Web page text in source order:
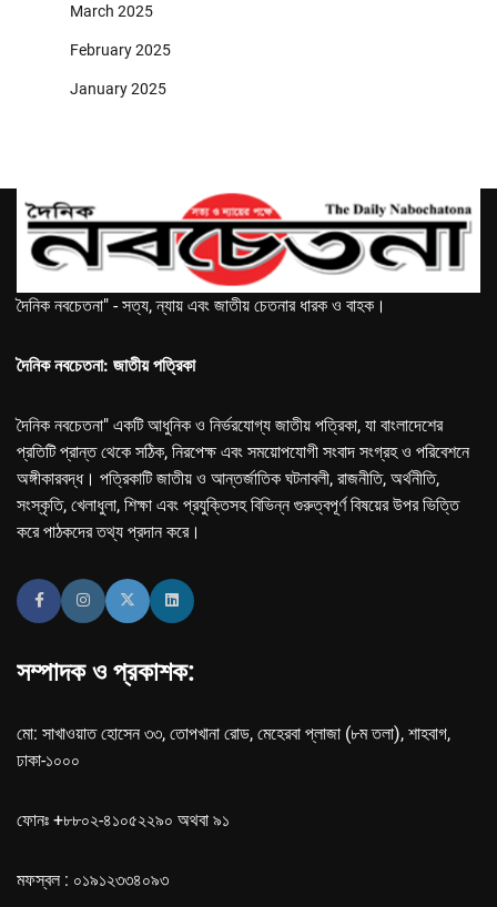
March 2025
February 2025
January 2025
দৈনিক নবচেতনা" - সত্য, ন্যায় এবং জাতীয় চেতনার ধারক ও বাহক।
দৈনিক নবচেতনা: জাতীয় পত্রিকা
দৈনিক নবচেতনা" একটি আধুনিক ও নির্ভরযোগ্য জাতীয় পত্রিকা, যা বাংলাদেশের
প্রতিটি প্রান্ত থেকে সঠিক, নিরপেক্ষ এবং সময়োপযোগী সংবাদ সংগ্রহ ও পরিবেশনে
অঙ্গীকারবদ্ধ। পত্রিকাটি জাতীয় ও আন্তর্জাতিক ঘটনাবলী, রাজনীতি, অর্থনীতি,
সংস্কৃতি, খেলাধুলা, শিক্ষা এবং প্রযুক্তিসহ বিভিন্ন গুরুত্বপূর্ণ বিষয়ের উপর ভিত্তি
করে পাঠকদের তথ্য প্রদান করে।
সম্পাদক ও প্রকাশক:
মো: সাখাওয়াত হোসেন ৩৩, তোপখানা রোড, মেহেরবা প্লাজা (৮ম তলা), শাহবাগ,
ঢাকা-১০০০
ফোনঃ +৮৮০২-৪১০৫২২৯০ অথবা ৯১
মফস্বল : ০১৯১২৩৩৪০৯৩